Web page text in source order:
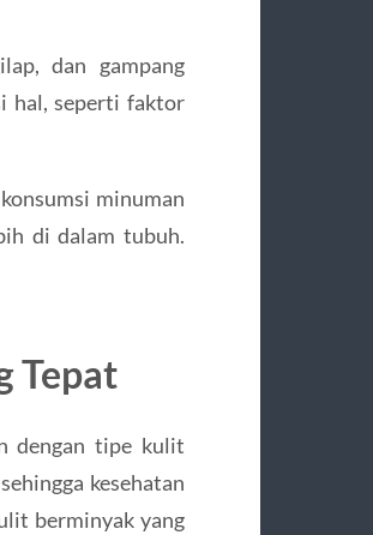
dan gampang
hal, seperti faktor
minuman
di dalam tubuh.
Tepat
dengan tipe kulit
kesehatan
berminyak yang